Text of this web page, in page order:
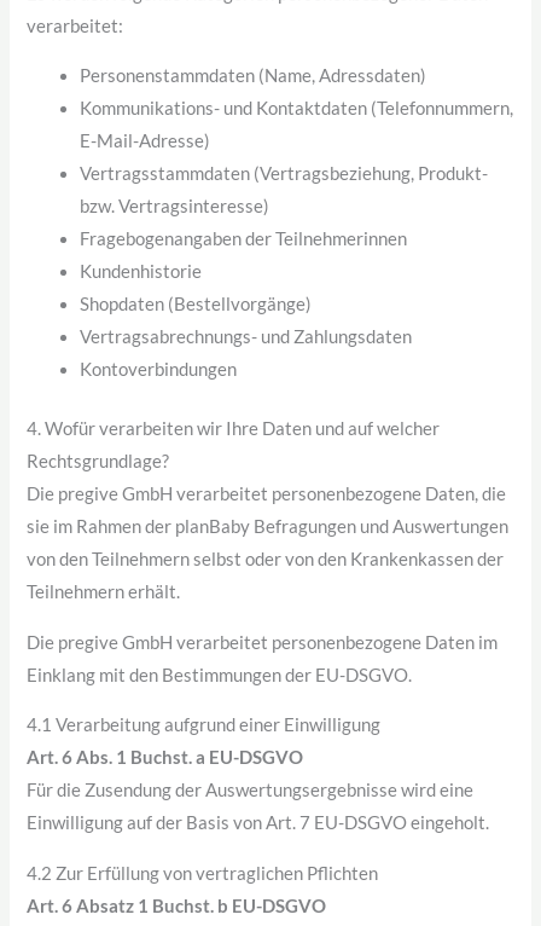
verarbeitet:
Personenstammdaten (Name, Adressdaten)
Kommunikations- und Kontaktdaten (Telefonnummern,
E-Mail-Adresse)
Vertragsstammdaten (Vertragsbeziehung, Produkt-
bzw. Vertragsinteresse)
Fragebogenangaben der Teilnehmerinnen
Kundenhistorie
Shopdaten (Bestellvorgänge)
Vertragsabrechnungs- und Zahlungsdaten
Kontoverbindungen
4. Wofür verarbeiten wir Ihre Daten und auf welcher
Rechtsgrundlage?
Die pregive GmbH verarbeitet personenbezogene Daten, die
sie im Rahmen der planBaby Befragungen und Auswertungen
von den Teilnehmern selbst oder von den Krankenkassen der
Teilnehmern erhält.
Die pregive GmbH verarbeitet personenbezogene Daten im
Einklang mit den Bestimmungen der EU-DSGVO.
4.1 Verarbeitung aufgrund einer Einwilligung
Art. 6 Abs. 1 Buchst. a EU-DSGVO
Für die Zusendung der Auswertungsergebnisse wird eine
Einwilligung auf der Basis von Art. 7 EU-DSGVO eingeholt.
4.2 Zur Erfüllung von vertraglichen Pflichten
Art. 6 Absatz 1 Buchst. b EU-DSGVO